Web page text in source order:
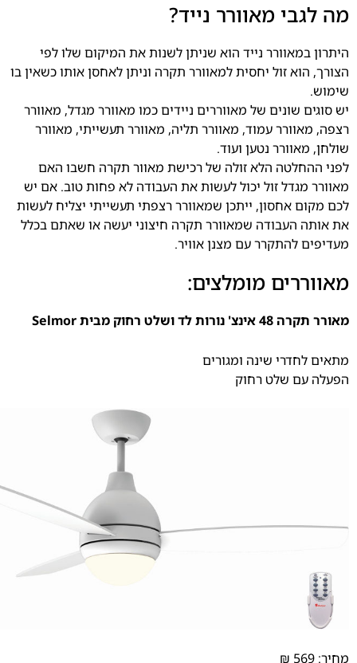
מה לגבי מאוורר נייד?
היתרון במאוורר נייד הוא שניתן לשנות את המיקום שלו לפי
הצורך, הוא זול יחסית למאוורר תקרה וניתן לאחסן אותו כשאין בו
שימוש.
יש סוגים שונים של מאווררים ניידים כמו מאוורר מגדל, מאוורר
רצפה, מאוורר עמוד, מאוורר תליה, מאוורר תעשייתי, מאוורר
שולחן, מאוורר נטען ועוד.
לפני ההחלטה הלא זולה של רכישת מאוור תקרה חשבו האם
מאוורר מגדל זול יכול לעשות את העבודה לא פחות טוב. אם יש
לכם מקום אחסון, ייתכן שמאוורר רצפתי תעשייתי יצליח לעשות
את אותה העבודה שמאוורר תקרה חיצוני יעשה או שאתם בכלל
מעדיפים להתקרר עם מצנן אוויר.
מאווררים מומלצים:
מאורר תקרה 48 אינצ' נורות לד ושלט רחוק מבית Selmor
מתאים לחדרי שינה ומגורים
הפעלה עם שלט רחוק
מחיר: 569 ₪